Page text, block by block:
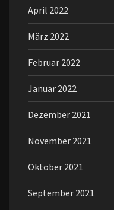
April 2022
März 2022
Februar 2022
Januar 2022
Dezember 2021
November 2021
Oktober 2021
September 2021